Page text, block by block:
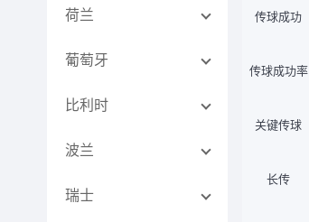
荷兰
葡萄牙
比利时
波兰
瑞士
传球成功
传球成功率
关键传球
长传